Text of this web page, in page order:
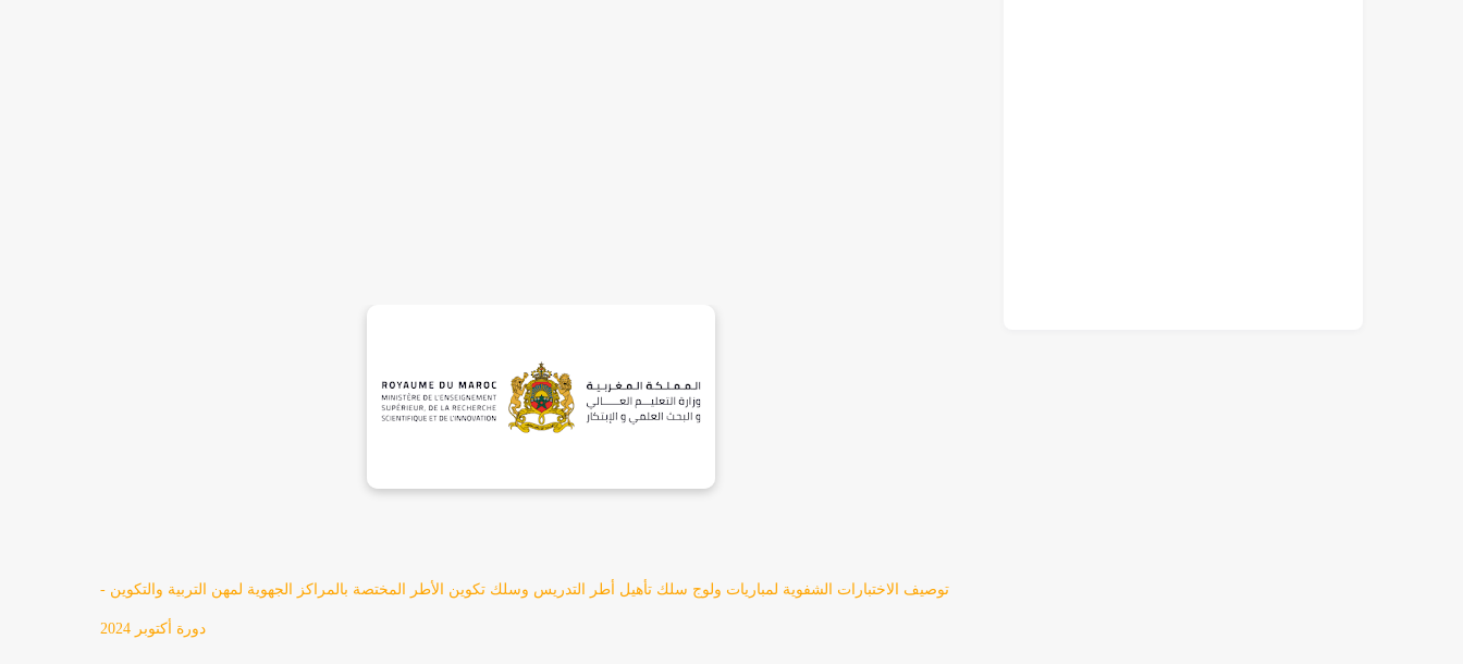
توصيف الاختبارات الشفوية لمباريات ولوج سلك تأهيل أطر التدريس وسلك تكوين الأطر المختصة بالمراكز الجهوية لمهن التربية والتكوين -